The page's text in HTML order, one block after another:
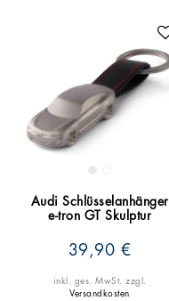
Audi Schlüsselanhänger
e-tron GT Skulptur
39,90 €
inkl. ges. MwSt. zzgl.
Versandkosten